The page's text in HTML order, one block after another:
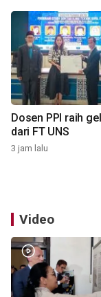
Dosen PPI raih
dari FT UNS
3 jam lalu
Video